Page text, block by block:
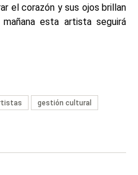
el corazón y sus ojos brillan
esta artista seguirá
gestión cultural